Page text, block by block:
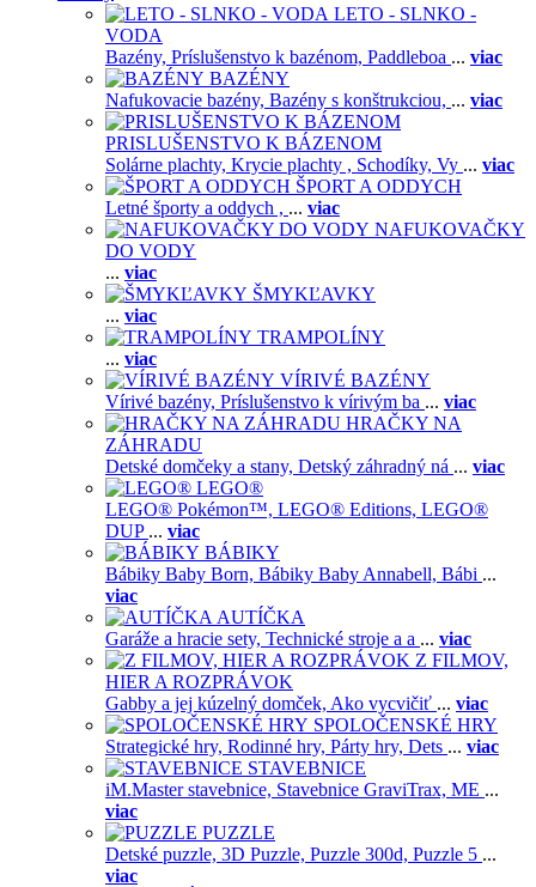
LETO - SLNKO -
VODA
Bazény, Príslušenstvo k bazénom, Paddleboa ... viac
BAZÉNY
Nafukovacie bazény, Bazény s konštrukciou, ... viac
PRISLUŠENSTVO K BÁZENOM
Solárne plachty, Krycie plachty , Schodíky, Vy ... viac
ŠPORT A ODDYCH
Letné športy a oddych , ... viac
NAFUKOVAČKY
DO VODY
... viac
ŠMYKĽAVKY
... viac
TRAMPOLÍNY
... viac
VÍRIVÉ BAZÉNY
Vírivé bazény, Príslušenstvo k vírivým ba ... viac
HRAČKY NA
ZÁHRADU
Detské domčeky a stany, Detský záhradný ná ... viac
LEGO®
LEGO® Pokémon™, LEGO® Editions, LEGO®
DUP ... viac
BÁBIKY
Bábiky Baby Born, Bábiky Baby Annabell, Bábi ...
viac
AUTÍČKA
Garáže a hracie sety, Technické stroje a a ... viac
Z FILMOV,
HIER A ROZPRÁVOK
Gabby a jej kúzelný domček, Ako vycvičiť ... viac
SPOLOČENSKÉ HRY
Strategické hry, Rodinné hry, Párty hry, Dets ... viac
STAVEBNICE
iM.Master stavebnice, Stavebnice GraviTrax, ME ...
viac
PUZZLE
Detské puzzle, 3D Puzzle, Puzzle 300d, Puzzle 5 ...
viac